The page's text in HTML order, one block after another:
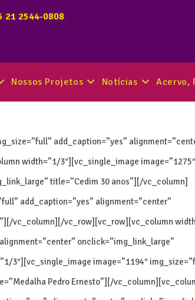
21 2544-0808
Nossos Projetos Notícias Acervo,
add_caption=”yes”
width=”1/3″][vc_single_image image=”1275″
title=”Cedim 30 anos”][/vc_column]
add_caption=”yes” alignment=”center”
vc_column][/vc_row][vc_row][vc_column
onclick=”img_link_large”
3″][vc_single_image image=”1194″
Pedro Ernesto”][/